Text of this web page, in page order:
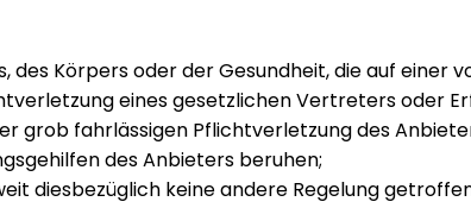
des Körpers oder der Gesundheit, die auf
eines gesetzlichen Vertreters oder
grob fahrlässigen Pflichtverletzung des
des Anbieters beruhen;
diesbezüglich keine andere Regelung